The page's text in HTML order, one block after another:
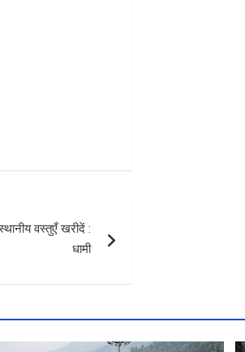
वस्तुएँ खरीदें :
धामी